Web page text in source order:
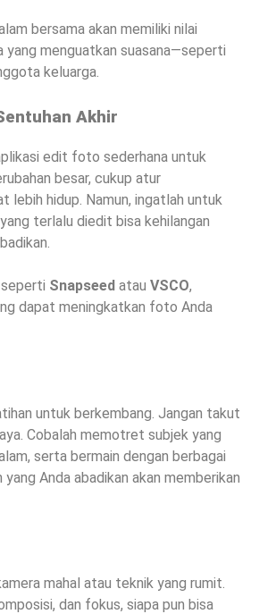
bersama akan memiliki nilai
menguatkan suasana—seperti
keluarga.
Akhir
edit foto sederhana untuk
besar, cukup atur
lebih hidup. Namun, ingatlah untuk
terlalu diedit bisa kehilangan
Snapseed atauVSCO,
dapat meningkatkan foto Anda
untuk berkembang. Jangan takut
Cobalah memotret subjek yang
serta bermain dengan berbagai
Anda abadikan akan memberikan
mahal atau teknik yang rumit.
dan fokus, siapa pun bisa